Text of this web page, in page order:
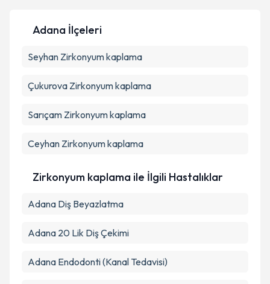
Metni'ni okudum ve kişisel verilerimin belirtilen
Adana İlçeleri
Seyhan Zirkonyum kaplama
Çukurova Zirkonyum kaplama
Sarıçam Zirkonyum kaplama
Ceyhan Zirkonyum kaplama
Zirkonyum kaplama ile İlgili Hastalıklar
Adana Diş Beyazlatma
Adana 20 Lik Diş Çekimi
Adana Endodonti (Kanal Tedavisi)